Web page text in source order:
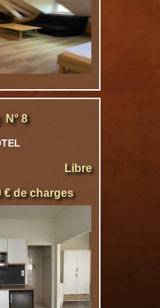
N° 8
Libre
€ de charges